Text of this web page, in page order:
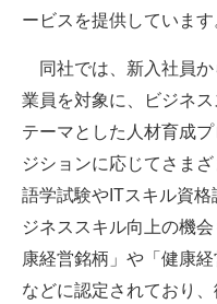
ービスを提供しています
同社では、新入社員か
業員を対象に、ビジネ
テーマとした人材育成
ジションに応じてさま
語学試験やITスキル資
ジネススキル向上の機
康経営銘柄」や「健康
などに認定されており